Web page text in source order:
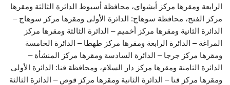
الرابعة ومقرها مركز أبشواي، محافظة أسيوط الدائرة الثالثة ومقرها
مركز الفتح، محافظة سوهاج: الدائرة الأولى ومقرها مركز سوهاج –
الدائرة الثانية ومقرها مركز أخميم – الدائرة الثالثة ومقرها مركز
المراغة – الدائرة الرابعة ومقرها مركز طهطا – الدائرة الخامسة
ومقرها مركز جرجا – الدائرة السادسة ومقرها مركز المنشأة –
الدائرة الثامنة ومقرها مركز دار السلام، ومحافظة قنا: الدائرة الأولى
ومقرها مركز قنا – الدائرة الثانية ومقرها مركز قوص – الدائرة الثالثة